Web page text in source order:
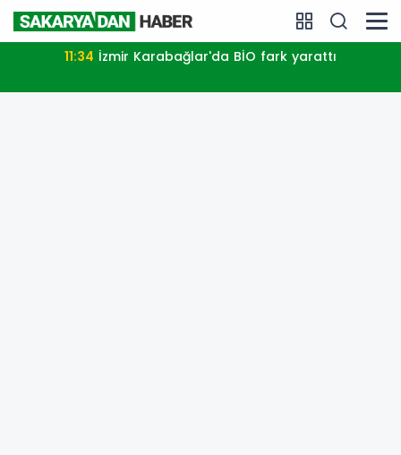
11:34 İzmir Karabağlar'da BİO fark yarattı